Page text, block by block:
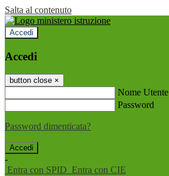
Salta al contenuto
Accedi
Accedi
button close ×
Nome Utente
Password
Password dimenticata?
-
Entra con SPID Entra con CIE